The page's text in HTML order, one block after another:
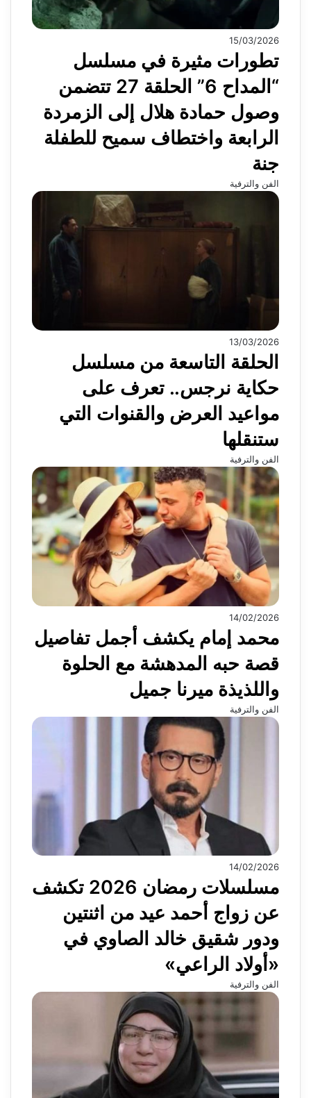
15/03/2026
تطورات مثيرة في مسلسل
“المداح 6” الحلقة 27 تتضمن
وصول حمادة هلال إلى الزمردة
الرابعة واختطاف سميح للطفلة
جنة
الفن والترفية
13/03/2026
الحلقة التاسعة من مسلسل
حكاية نرجس.. تعرف على
مواعيد العرض والقنوات التي
ستنقلها
الفن والترفية
14/02/2026
محمد إمام يكشف أجمل تفاصيل
قصة حبه المدهشة مع الحلوة
واللذيذة ميرنا جميل
الفن والترفية
14/02/2026
مسلسلات رمضان 2026 تكشف
عن زواج أحمد عيد من اثنتين
ودور شقيق خالد الصاوي في
«أولاد الراعي»
الفن والترفية